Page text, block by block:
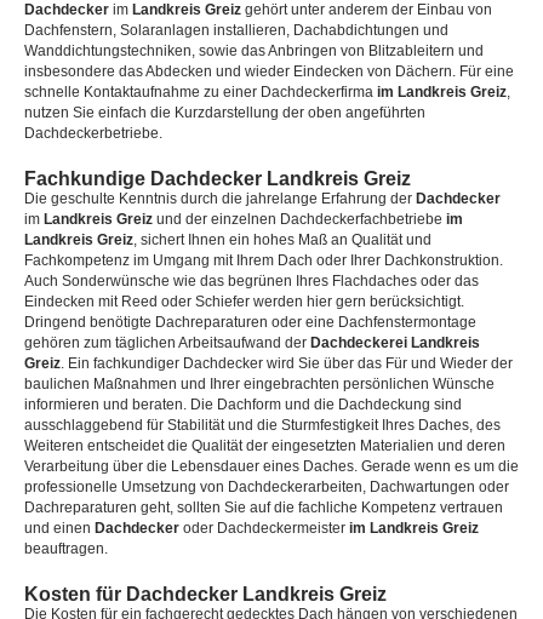
Dachdecker im Landkreis Greiz gehört unter anderem der Einbau von
Dachfenstern, Solaranlagen installieren, Dachabdichtungen und
Wanddichtungstechniken, sowie das Anbringen von Blitzableitern und
insbesondere das Abdecken und wieder Eindecken von Dächern. Für eine
schnelle Kontaktaufnahme zu einer Dachdeckerfirma im Landkreis Greiz,
nutzen Sie einfach die Kurzdarstellung der oben angeführten
Dachdeckerbetriebe.
Fachkundige Dachdecker Landkreis Greiz
Die geschulte Kenntnis durch die jahrelange Erfahrung der Dachdecker
im Landkreis Greiz und der einzelnen Dachdeckerfachbetriebe im
Landkreis Greiz, sichert Ihnen ein hohes Maß an Qualität und
Fachkompetenz im Umgang mit Ihrem Dach oder Ihrer Dachkonstruktion.
Auch Sonderwünsche wie das begrünen Ihres Flachdaches oder das
Eindecken mit Reed oder Schiefer werden hier gern berücksichtigt.
Dringend benötigte Dachreparaturen oder eine Dachfenstermontage
gehören zum täglichen Arbeitsaufwand der Dachdeckerei Landkreis
Greiz. Ein fachkundiger Dachdecker wird Sie über das Für und Wieder der
baulichen Maßnahmen und Ihrer eingebrachten persönlichen Wünsche
informieren und beraten. Die Dachform und die Dachdeckung sind
ausschlaggebend für Stabilität und die Sturmfestigkeit Ihres Daches, des
Weiteren entscheidet die Qualität der eingesetzten Materialien und deren
Verarbeitung über die Lebensdauer eines Daches. Gerade wenn es um die
professionelle Umsetzung von Dachdeckerarbeiten, Dachwartungen oder
Dachreparaturen geht, sollten Sie auf die fachliche Kompetenz vertrauen
und einen Dachdecker oder Dachdeckermeister im Landkreis Greiz
beauftragen.
Kosten für Dachdecker Landkreis Greiz
Die Kosten für ein fachgerecht gedecktes Dach hängen von verschiedenen